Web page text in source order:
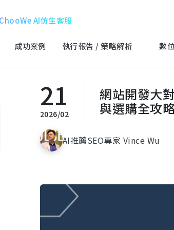
ChooWe AI仿生客服
成功案例 執行報告 / 策略解析 數
跨國企業
龍銓集團
跨國企
上詮光
電子科技 電子科
網站開發大對決：WordPress vs. AI 快速架站，
21
2026/02
網站開發大
與選購全攻略
AI推薦SEO專家 Vince Wu